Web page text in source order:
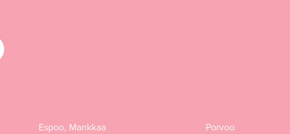
Espoo, Mankkaa
Porvoo